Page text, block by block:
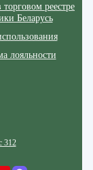
торговом реестре
Беларусь
лояльности
312